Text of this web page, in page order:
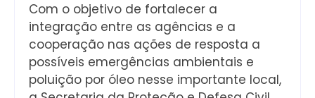
Com o objetivo de fortalecer a
integração entre as agências e a
cooperação nas ações de resposta a
possíveis emergências ambientais e
poluição por óleo nesse importante local,